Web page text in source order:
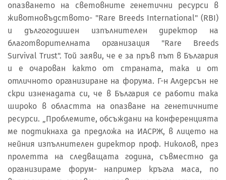
опазването на световните генетични ресурси в
животновъдството- "Rare Breeds International" (RBI)
и дългогодишен изпълнителен директор на
благотворителната организация "Rare Breeds
Survival Trust". Той заяви, че е за пръв път в България
и е очарован както от страната, така и от
отличното организиране на форума. Г-н Алдерсън не
скри изненадата си, че в България се работи така
широко в областта на опазване на генетичните
ресурси. „Проблемите, обсъждани на конференцията
ме подтикнаха да предложа на ИАСРЖ, в лицето на
нейния изпълнителен директор проф. Николов, през
пролетта на следващата година, съвместно да
организираме форум- например кръгла маса, по